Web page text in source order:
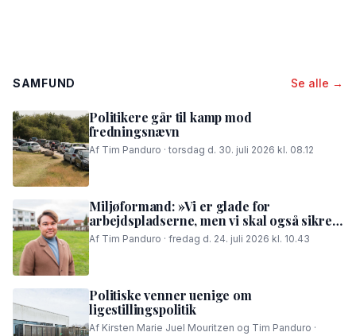
SAMFUND Se alle →
Politikere går til kamp mod
fredningsnævn
Af Tim Panduro · torsdag d. 30. juli 2026 kl. 08.12
Miljøformand: »Vi er glade for
arbejdspladserne, men vi skal også sikre,
at folk i området kan få en god nattesøvn«
Af Tim Panduro · fredag d. 24. juli 2026 kl. 10.43
Politiske venner uenige om
ligestillingspolitik
Af Kirsten Marie Juel Mouritzen og Tim Panduro ·